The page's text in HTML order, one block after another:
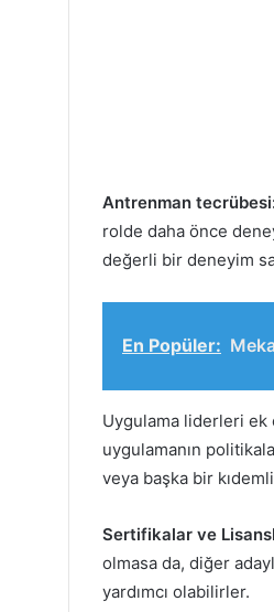
Antrenman
rolde daha önce
değerli bir deneyim
En Popüler:
Uygulama liderleri ek
uygulamanın
veya başka bir
Sertifikalar ve
olmasa da, diğer
yardımcı olabilirler.